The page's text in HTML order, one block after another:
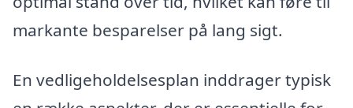
markante besparelser på lang sigt.
En vedligeholdelsesplan inddrager typisk